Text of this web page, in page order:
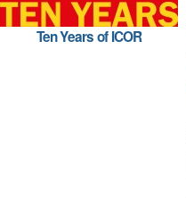
Ten Years of ICOR